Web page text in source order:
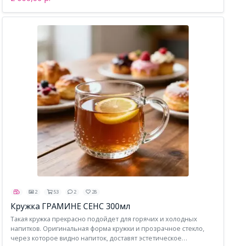
2 53 2 28
Кружка ГРАМИНЕ СЕНС 300мл
Такая кружка прекрасно подойдет для горячих и холодных
напитков. Оригинальная форма кружки и прозрачное стекло,
через которое видно напиток, доставят эстетическое